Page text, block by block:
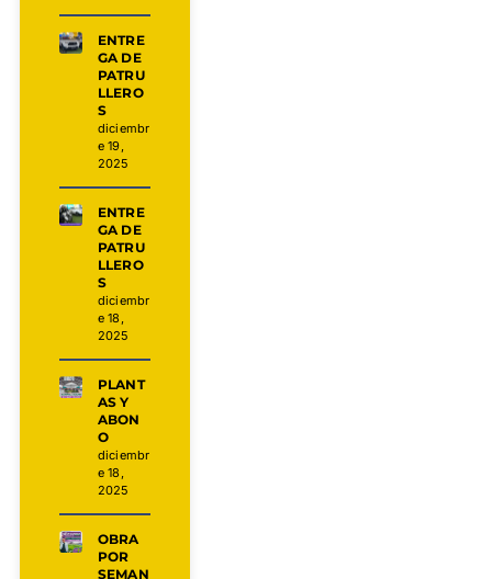
ENTRE
GA DE
PATRU
LLERO
S
diciembr
e 19,
2025
ENTRE
GA DE
PATRU
LLERO
S
diciembr
e 18,
2025
PLANT
AS Y
ABON
O
diciembr
e 18,
2025
OBRA
POR
SEMAN